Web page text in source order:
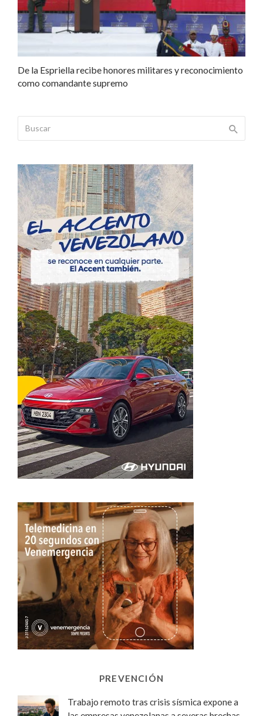
De la Espriella recibe honores militares y reconocimiento
como comandante supremo
PREVENCIÓN
Trabajo remoto tras crisis sísmica expone a